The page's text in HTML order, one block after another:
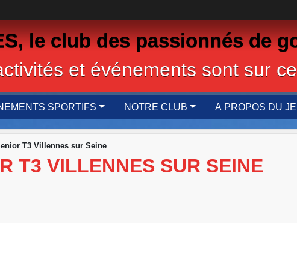
le club des passionnés de
et événements sont sur
SPORTIFS NOTRE CLUB A PROPOS DU
T3 Villennes sur Seine
T3 VILLENNES SUR SEINE